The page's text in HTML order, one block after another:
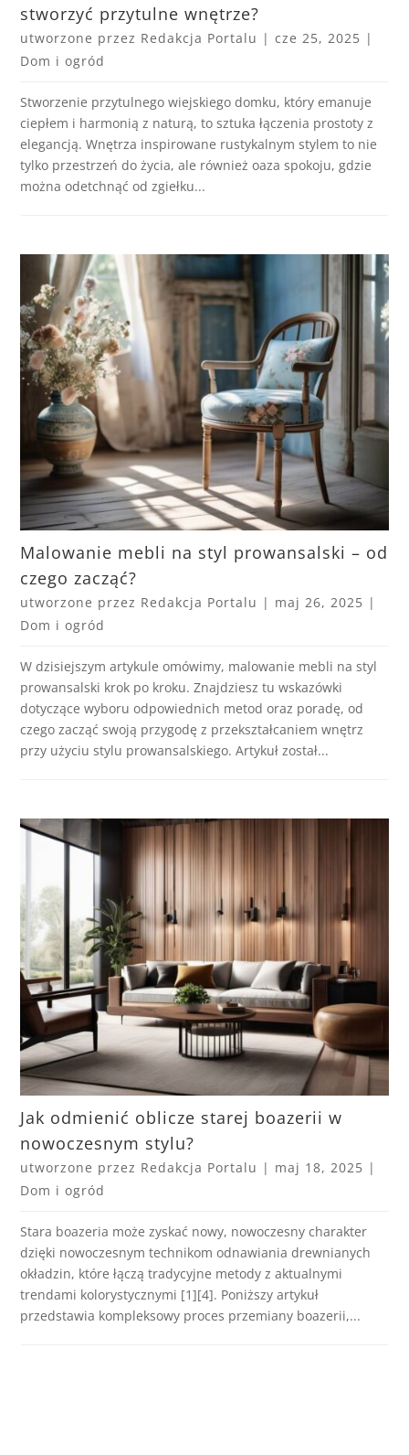
stworzyć przytulne wnętrze?
utworzone przez Redakcja Portalu |cze 25, 2025 |
Dom i ogród
Stworzenie przytulnego wiejskiego domku, który emanuje
ciepłem i harmonią z naturą, to sztuka łączenia prostoty z
elegancją. Wnętrza inspirowane rustykalnym stylem to nie
tylko przestrzeń do życia, ale również oaza spokoju, gdzie
można odetchnąć od zgiełku...
Malowanie mebli na styl prowansalski – od
czego zacząć?
utworzone przez Redakcja Portalu | maj 26, 2025 |
Dom i ogród
W dzisiejszym artykule omówimy, malowanie mebli na styl
prowansalski krok po kroku. Znajdziesz tu wskazówki
dotyczące wyboru odpowiednich metod oraz poradę, od
czego zacząć swoją przygodę z przekształcaniem wnętrz
przy użyciu stylu prowansalskiego. Artykuł został...
Jak odmienić oblicze starej boazerii w
nowoczesnym stylu?
utworzone przez Redakcja Portalu | maj 18, 2025 |
Dom i ogród
Stara boazeria może zyskać nowy, nowoczesny charakter
dzięki nowoczesnym technikom odnawiania drewnianych
okładzin, które łączą tradycyjne metody z aktualnymi
trendami kolorystycznymi [1][4]. Poniższy artykuł
przedstawia kompleksowy proces przemiany boazerii,...